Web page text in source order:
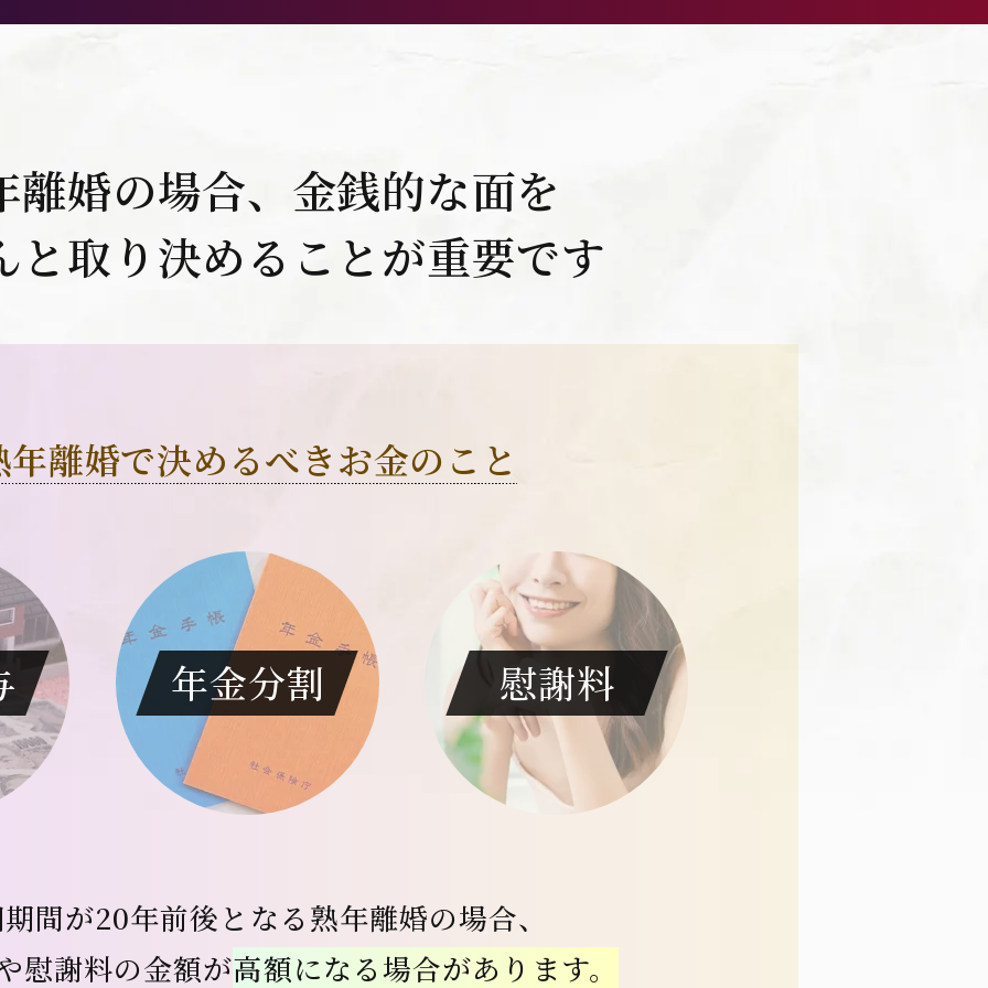
離婚の場合、 金銭的な面を
と取り決めることが重要です
年離婚で決めるべきお金のこと
年金分割 慰謝料
間が20年前後となる熟年離婚の場合、
慰謝料の金額が高額になる場合があります。